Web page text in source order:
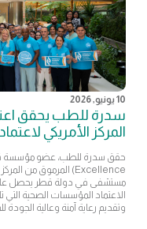
10 يونيو, 2026
سدرة للطب يحقق
المركز الأمريكي
مستشفى في دولة قطر يحصل على
الاعتماد المؤسسات الصحية التي
وتقديم رعاية آمنة وعالية الجودة